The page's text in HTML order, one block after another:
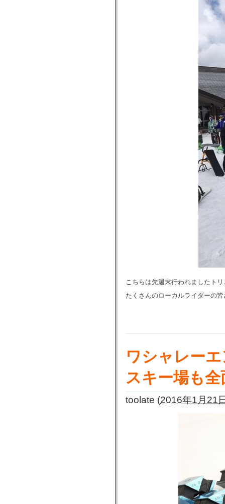
こちらは先週末行われましたト
たくさんのローカルライダーの
ワシャレー
スキー場も
toolate (2016年1月21